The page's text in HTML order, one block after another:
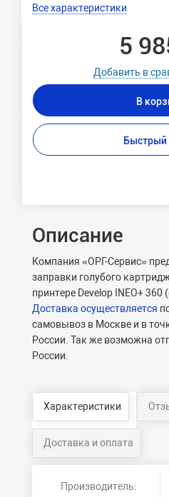
Все характеристики
5
Добавить в
В
Быстрый
Описание
Компания «ОРГ-Сервис»
заправки голубого
принтере Develop INEO+
Доставка осуществляется
самовывоз в Москве и в
России. Так же возможна
России.
Характеристики
Доставка и оплата
Производитель: